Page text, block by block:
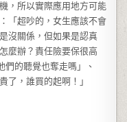
，所以實際應用地方可能
「超吵的，女生應該不會
沒關係，但如果是認真
麼辦？責任險要保很高
的聽覺也奪走嗎」、
了，誰買的起啊！」